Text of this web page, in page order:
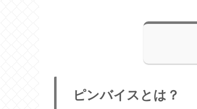
ピンバイスとは？